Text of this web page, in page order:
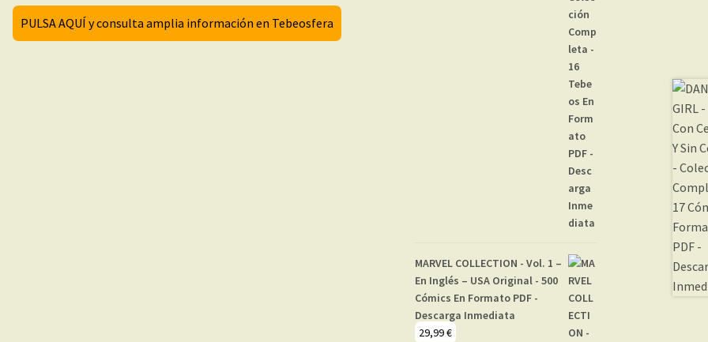
PULSA AQUÍ y consulta amplia información en Tebeosfera
MARVEL COLLECTION - Vol. 1 –
En Inglés – USA Original - 500
Cómics En Formato PDF -
Descarga Inmediata
29,99€